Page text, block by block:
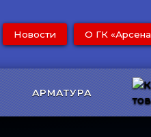
Новости О ГК
АРМАТУРА